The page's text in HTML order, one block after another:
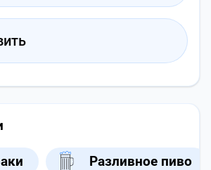
Разливное пиво